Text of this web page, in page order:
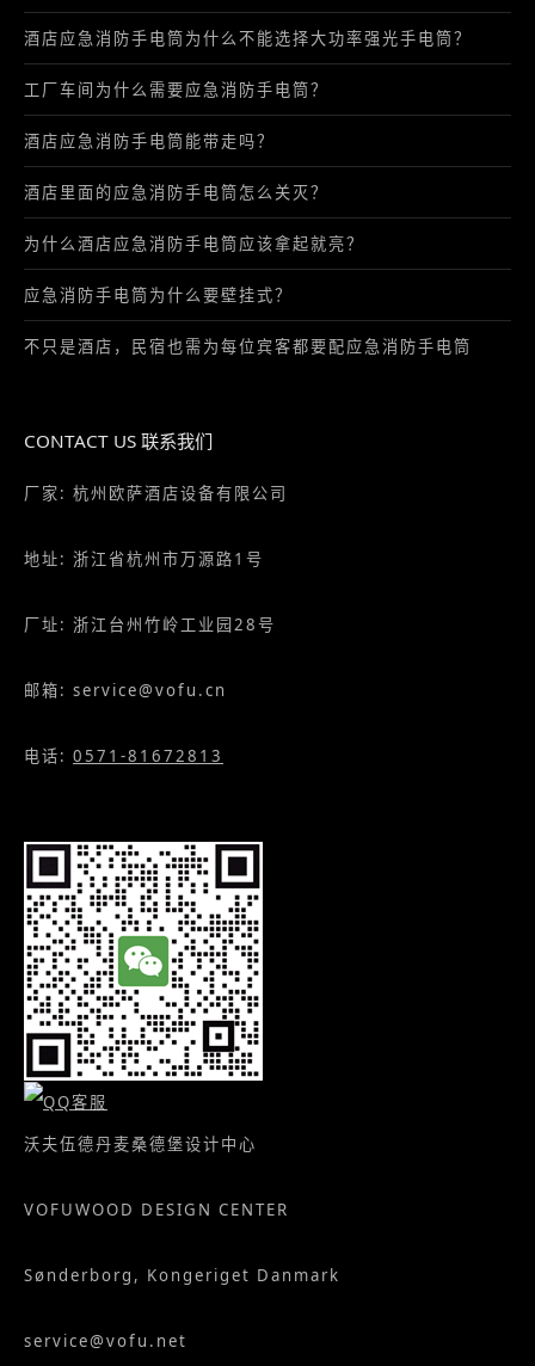
酒店应急消防手电筒为什么不能选择大功率强光手电筒？
工厂车间为什么需要应急消防手电筒？
酒店应急消防手电筒能带走吗？
酒店里面的应急消防手电筒怎么关灭？
为什么酒店应急消防手电筒应该拿起就亮？
应急消防手电筒为什么要壁挂式？
不只是酒店，民宿也需为每位宾客都要配应急消防手电筒
CONTACT US 联系我们
厂家: 杭州欧萨酒店设备有限公司
地址: 浙江省杭州市万源路1号
厂址: 浙江台州竹岭工业园28号
邮箱: service@vofu.cn
电话: 0571-81672813
沃夫伍德丹麦桑德堡设计中心
VOFUWOOD DESIGN CENTER
Sønderborg, Kongeriget Danmark
service@vofu.net